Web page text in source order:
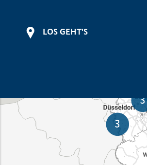
LOS GEHT'S